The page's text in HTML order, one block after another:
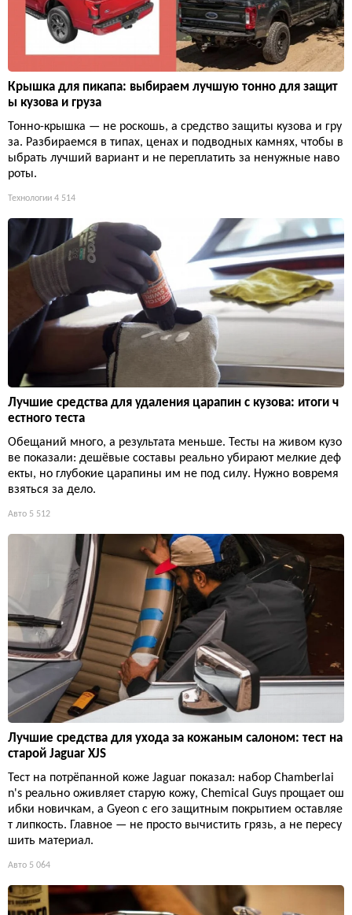
Крышка для пикапа: выбираем лучшую тонно для защит
ы кузова и груза
Тонно-крышка — не роскошь, а средство защиты кузова и гру
за. Разбираемся в типах, ценах и подводных камнях, чтобы в
ыбрать лучший вариант и не переплатить за ненужные наво
роты.
Технологии 4 514
Лучшие средства для удаления царапин с кузова: итоги ч
естного теста
Обещаний много, а результата меньше. Тесты на живом кузо
ве показали: дешёвые составы реально убирают мелкие деф
екты, но глубокие царапины им не под силу. Нужно вовремя
взяться за дело.
Авто 5 512
Лучшие средства для ухода за кожаным салоном: тест на
старой Jaguar XJS
Тест на потрёпанной коже Jaguar показал: набор Chamberlai
n's реально оживляет старую кожу, Chemical Guys прощает ош
ибки новичкам, а Gyeon с его защитным покрытием оставляе
т липкость. Главное — не просто вычистить грязь, а не пересу
шить материал.
Авто 5 064